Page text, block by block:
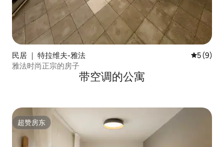
民居 ｜ 特拉维夫-雅法 平均评分
5 (9)
雅法时尚正宗的房子
带空调的公寓
超赞房东
超赞房东